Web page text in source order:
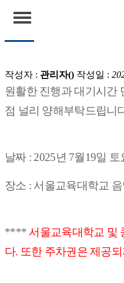
연
공지
작성자 : 관리자() 작성일 :
원활한 진행과 대기시간
점 널리 양해부탁드립니
날짜 : 2025년 7월19일 토
장소 : 서울교육대학교
**** 서울교육대학교 및
다. 또한 주차권은 제공